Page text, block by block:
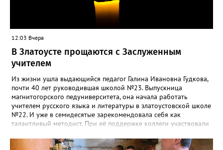
12:03 Вчера
В Златоусте прощаются с Заслуженным
учителем
Из жизни ушла выдающийся педагог Галина Ивановна Гудкова,
почти 40 лет руководившая школой №23. Выпускница
магнитогорского педуниверситета, она начала работать
учителем русского языка и литературы в златоустовской школе
№22. И уже в семидесятые зарекомендовала себя как
талантливый методист. При её поддержке коллеги участвовали
«Благодаря её мудрому руководству в школе сформировался